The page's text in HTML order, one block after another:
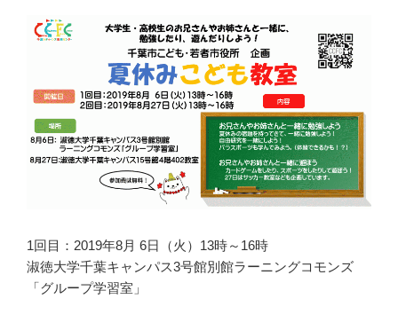
1回目：2019年8月 6日（火）13時～16時
淑徳大学千葉キャンパス3号館別館ラーニングコモンズ
「グループ学習室」